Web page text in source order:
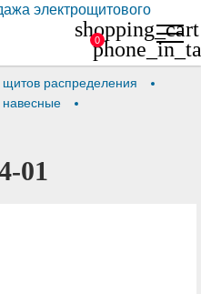
shopping_cart
0
щитов распределения
навесные
01